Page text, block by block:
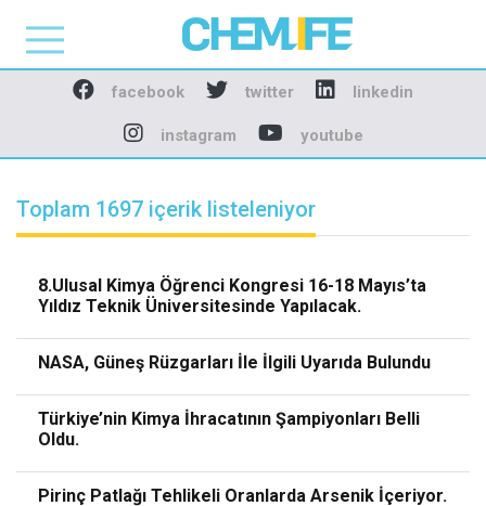
Chemlife - Basılı ve
facebook twitter linkedin
instagram youtube
Toplam 1697 içerik listeleniyor
8.Ulusal Kimya Öğrenci Kongresi 16-18 Mayıs’ta
Yıldız Teknik Üniversitesinde Yapılacak.
NASA, Güneş Rüzgarları İle İlgili Uyarıda Bulundu
Türkiye’nin Kimya İhracatının Şampiyonları Belli
Oldu.
Pirinç Patlağı Tehlikeli Oranlarda Arsenik İçeriyor.